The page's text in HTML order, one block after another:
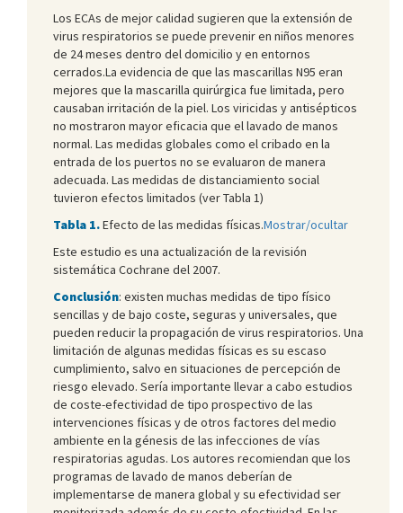
Los ECAs de mejor calidad sugieren que la extensión de
virus respiratorios se puede prevenir en niños menores
de 24 meses dentro del domicilio y en entornos
cerrados.La evidencia de que las mascarillas N95 eran
mejores que la mascarilla quirúrgica fue limitada, pero
causaban irritación de la piel. Los viricidas y antisépticos
no mostraron mayor eficacia que el lavado de manos
normal. Las medidas globales como el cribado en la
entrada de los puertos no se evaluaron de manera
adecuada. Las medidas de distanciamiento social
tuvieron efectos limitados (ver Tabla 1)
Tabla 1.Efecto de las medidas físicas.Mostrar/ocultar
Este estudio es una actualización de la revisión
sistemática Cochrane del 2007.
Conclusión: existen muchas medidas de tipo físico
sencillas y de bajo coste, seguras y universales, que
pueden reducir la propagación de virus respiratorios. Una
limitación de algunas medidas físicas es su escaso
cumplimiento, salvo en situaciones de percepción de
riesgo elevado. Sería importante llevar a cabo estudios
de coste-efectividad de tipo prospectivo de las
intervenciones físicas y de otros factores del medio
ambiente en la génesis de las infecciones de vías
respiratorias agudas. Los autores recomiendan que los
programas de lavado de manos deberían de
implementarse de manera global y su efectividad ser